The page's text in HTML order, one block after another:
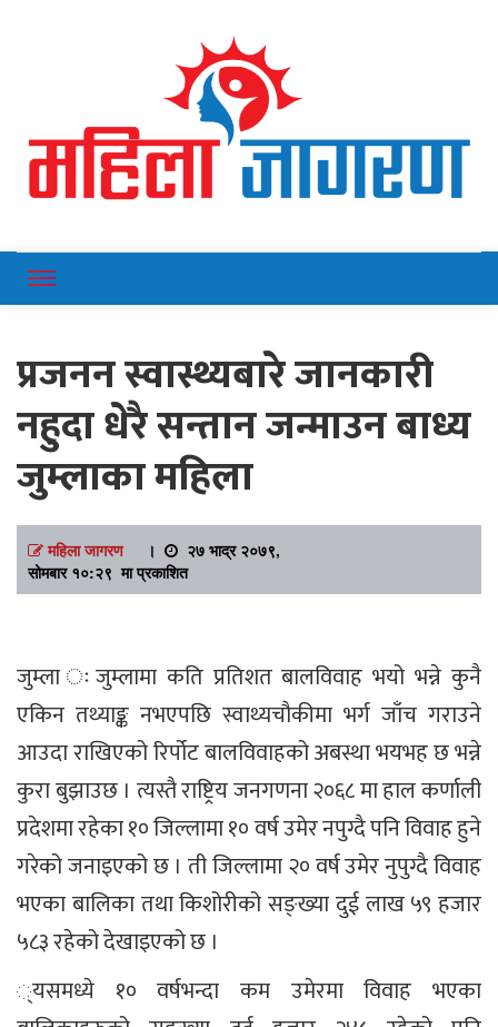
Mahilajagaran
प्रजनन स्वास्थ्यबारे जानकारी
नहुदा धेरै सन्तान जन्माउन बाध्य
जुम्लाका महिला
महिला जागरण।
२७ भाद्र २०७९,
सोमबार १०:२९ मा प्रकाशित
जुम्ला ःजुम्लामा कति प्रतिशत बालविवाह भयो भन्ने कुनै
एकिन तथ्याङ्क नभएपछि स्वाथ्यचौकीमा भर्ग जाँच गराउने
आउदा राखिएको रिर्पोट बालविवाहको अबस्था भयभह छ भन्ने
कुरा बुझाउछ । त्यस्तै राष्ट्रिय जनगणना २०६८ मा हाल कर्णाली
प्रदेशमा रहेका १० जिल्लामा १० वर्ष उमेर नपुग्दै पनि विवाह हुने
गरेको जनाइएको छ । ती जिल्लामा २० वर्ष उमेर नुपुग्दै विवाह
भएका बालिका तथा किशोरीको सङ्ख्या दुई लाख ५९ हजार
५८३ रहेको देखाइएको छ ।
्यसमध्ये १० वर्षभन्दा कम उमेरमा विवाह भएका